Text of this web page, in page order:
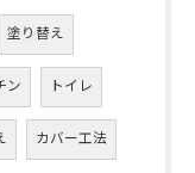
塗り替え
ン トイレ
カバー工法